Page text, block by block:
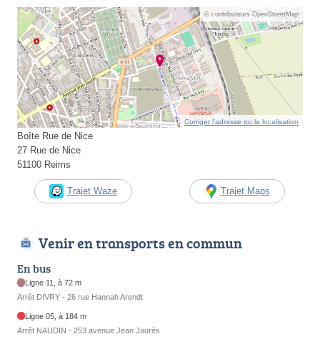
© contributeurs OpenStreetMap
Corriger l’adresse ou la localisation
Boîte Rue de Nice
27 Rue de Nice
51100 Reims
Trajet Waze Trajet Maps
Venir en transports en commun
En bus
Ligne 11, à 72 m
Arrêt DIVRY - 26 rue Hannah Arendt
Ligne 05, à 184 m
Arrêt NAUDIN - 253 avenue Jean Jaurès